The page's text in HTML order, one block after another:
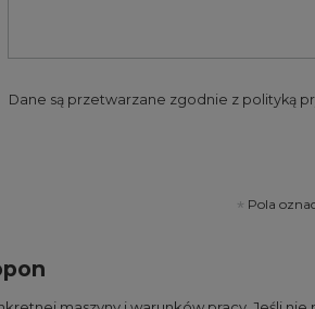
Dane są przetwarzane zgodnie z polityką
Pola